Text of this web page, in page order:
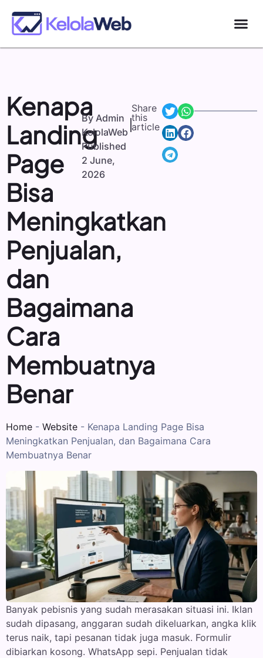
Home - Website - Kenapa Landing Page Bisa
Meningkatkan Penjualan, dan Bagaimana Cara
Membuatnya Benar
Kenapa
Landing
Page
Bisa
Meningkatkan
Penjualan,
dan
Bagaimana
Cara
Membuatnya
Benar
ByAdmin
KelolaWeb
Published
2 June,
2026
Share
this
article
Banyak pebisnis yang sudah merasakan situasi ini. Iklan
sudah dipasang, anggaran sudah dikeluarkan, angka klik
terus naik, tapi pesanan tidak juga masuk. Formulir
dibiarkan kosong. WhatsApp sepi. Penjualan tidak